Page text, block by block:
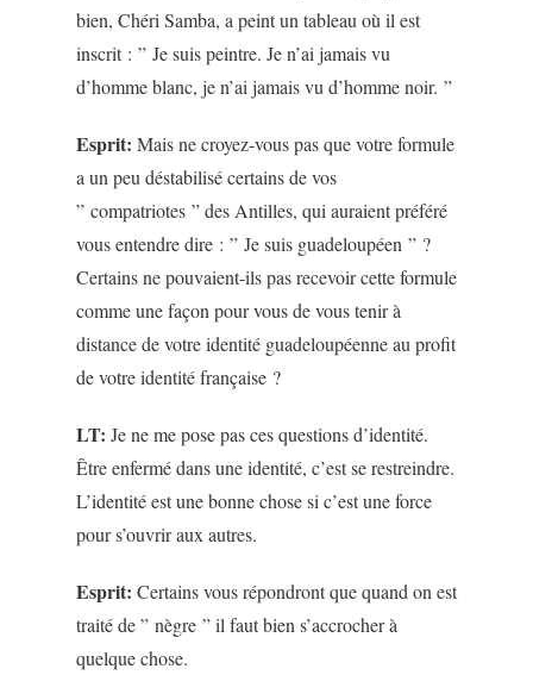
bien, Chéri Samba, a peint un tableau où il est
inscrit : ” Je suis peintre. Je n’ai jamais vu
d’homme blanc, je n’ai jamais vu d’homme noir. ”
Esprit: Mais ne croyez-vous pas que votre formule
a un peu déstabilisé certains de vos
” compatriotes ” des Antilles, qui auraient préféré
vous entendre dire : ” Je suis guadeloupéen ” ?
Certains ne pouvaient-ils pas recevoir cette formule
comme une façon pour vous de vous tenir à
distance de votre identité guadeloupéenne au profit
de votre identité française ?
LT: Je ne me pose pas ces questions d’identité.
Être enfermé dans une identité, c’est se restreindre.
L’identité est une bonne chose si c’est une force
pour s’ouvrir aux autres.
Esprit: Certains vous répondront que quand on est
traité de ” nègre ” il faut bien s’accrocher à
quelque chose.